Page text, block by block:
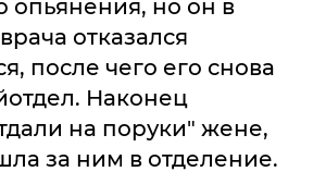
опьянения, но он в
отказался
после чего его снова
Наконец
на поруки" жене,
за ним в отделение.